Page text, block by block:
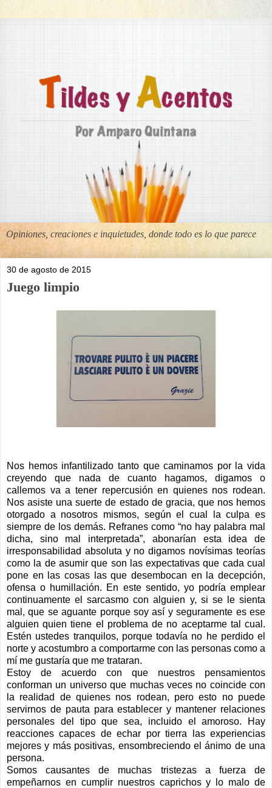
Opiniones, creaciones e inquietudes, donde todo es lo que parece
30 de agosto de 2015
Juego limpio
Nos hemos infantilizado tanto que caminamos por la vida
creyendo que nada de cuanto hagamos, digamos o
callemos va a tener repercusión en quienes nos rodean.
Nos asiste una suerte de estado de gracia, que nos hemos
otorgado a nosotros mismos, según el cual la culpa es
siempre de los demás. Refranes como “no hay palabra mal
dicha, sino mal interpretada”, abonarían esta idea de
irresponsabilidad absoluta y no digamos novísimas teorías
como la de asumir que son las expectativas que cada cual
pone en las cosas las que desembocan en la decepción,
ofensa o humillación. En este sentido, yo podría emplear
continuamente el sarcasmo con alguien y, si se le sienta
mal, que se aguante porque soy así y seguramente es ese
alguien quien tiene el problema de no aceptarme tal cual.
Estén ustedes tranquilos, porque todavía no he perdido el
norte y acostumbro a comportarme con las personas como a
mí me gustaría que me trataran.
Estoy de acuerdo con que nuestros pensamientos
conforman un universo que muchas veces no coincide con
la realidad de quienes nos rodean, pero esto no puede
servirnos de pauta para establecer y mantener relaciones
personales del tipo que sea, incluido el amoroso. Hay
reacciones capaces de echar por tierra las experiencias
mejores y más positivas, ensombreciendo el ánimo de una
persona.
Somos causantes de muchas tristezas a fuerza de
empeñarnos en cumplir nuestros caprichos y lo malo de